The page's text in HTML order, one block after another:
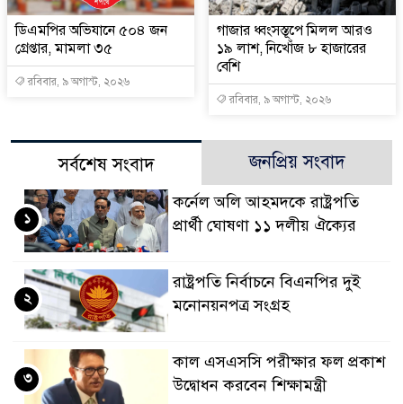
ডিএমপির অভিযানে ৫০৪ জন
গ্রেপ্তার, মামলা ৩৫
রবিবার, ৯ অগাস্ট, ২০২৬
গাজার ধ্বংসস্তূপে মিলল আরও
১৯ লাশ, নিখোঁজ ৮ হাজারের
বেশি
রবিবার, ৯ অগাস্ট, ২০২৬
সর্বশেষ সংবাদ জনপ্রিয় সংবাদ
কর্নেল অলি আহমদকে রাষ্ট্রপতি
প্রার্থী ঘোষণা ১১ দলীয় ঐক্যের
১
রাষ্ট্রপতি নির্বাচনে বিএনপির দুই
মনোনয়নপত্র সংগ্রহ
২
কাল এসএসসি পরীক্ষার ফল প্রকাশ
উদ্বোধন করবেন শিক্ষামন্ত্রী
৩